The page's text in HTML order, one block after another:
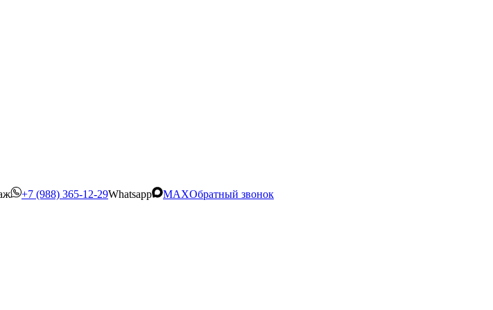
+7 (988) 365-12-29Whatsapp MAXОбратный звонок